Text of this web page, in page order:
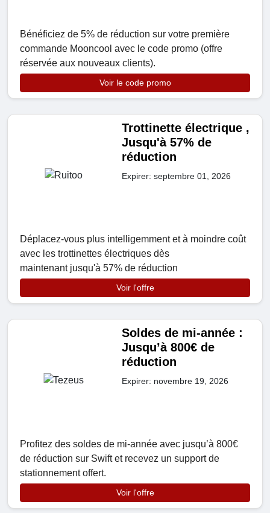
Bénéficiez de 5% de réduction sur votre première
commande Mooncool avec le code promo (offre
réservée aux nouveaux clients).
Voir le code promo
Trottinette électrique ,
Jusqu'à 57% de
réduction
Expirer: septembre 01, 2026
Déplacez-vous plus intelligemment et à moindre coût
avec les trottinettes électriques dès
maintenant jusqu'à 57% de réduction
Voir l'offre
Soldes de mi-année :
Jusqu’à 800€ de
réduction
Expirer: novembre 19, 2026
Profitez des soldes de mi-année avec jusqu’à 800€
de réduction sur Swift et recevez un support de
stationnement offert.
Voir l'offre